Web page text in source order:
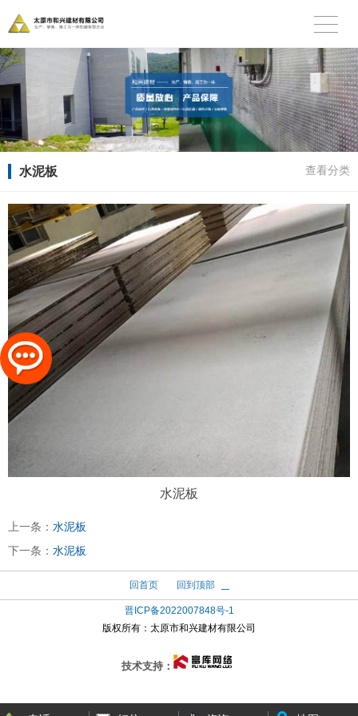
水泥板 查看分类
水泥板
上一条： 水泥板
下一条： 水泥板
回首页 回到顶部
晋ICP备2022007848号-1
版权所有： 太原市和兴建材有限公司
技术支持：